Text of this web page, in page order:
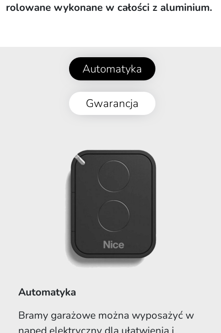
rolowane wykonane w całości z aluminium.
Automatyka
Gwarancja
Automatyka
Bramy garażowe można wyposażyć w